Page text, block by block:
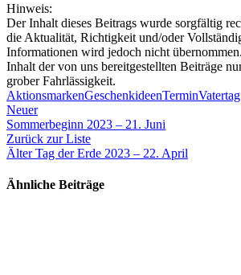
Hinweis:
Der Inhalt dieses Beitrags wurde sorgfältig
die Aktualität, Richtigkeit und/oder
Informationen wird jedoch nicht
Inhalt der von uns bereitgestellten Beiträge
grober Fahrlässigkeit.
AktionsmarkenGeschenkideenTerminVatertag
Neuer
Sommerbeginn 2023 – 21. Juni
Zurück zur Liste
Älter Tag der Erde 2023 – 22. April
Ähnliche Beiträge